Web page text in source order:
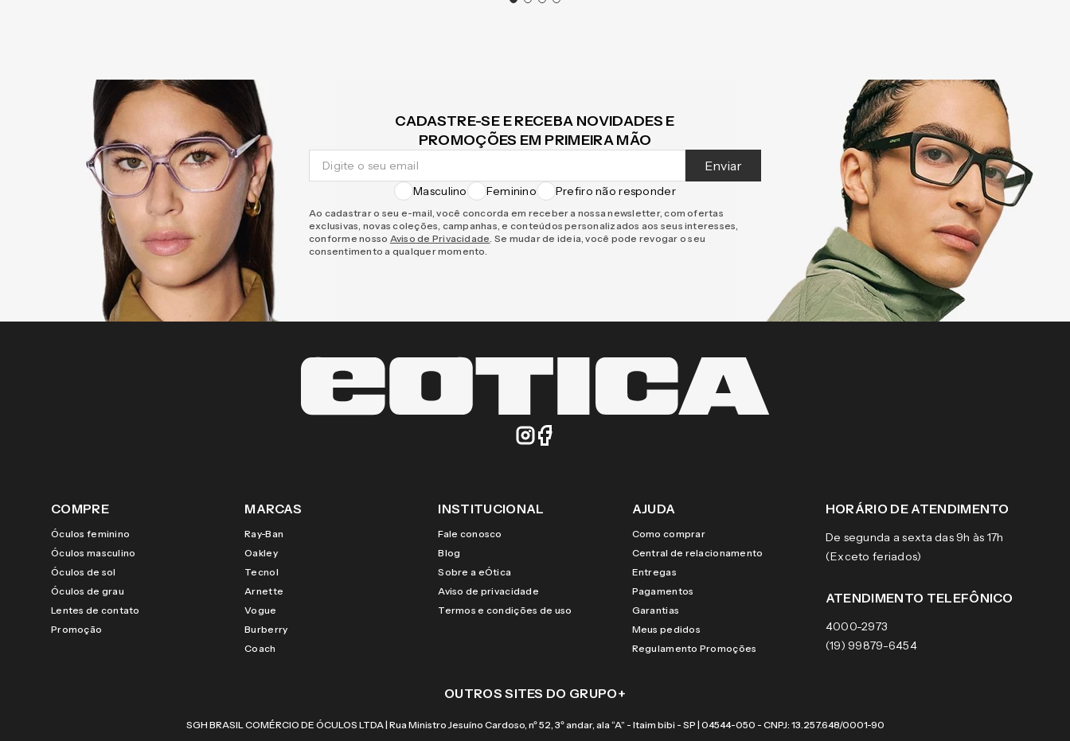
CADASTRE-SE E RECEBA NOVIDADES E
PROMOÇÕES EM PRIMEIRA MÃO
Enviar
Masculino Feminino Prefiro não responder
Ao cadastrar o seu e-mail, você concorda em receber a nossa newsletter, com ofertas
exclusivas, novas coleções, campanhas, e conteúdos personalizados aos seus interesses,
conforme nosso Aviso de Privacidade. Se mudar de ideia, você pode revogar o seu
consentimento a qualquer momento.
COMPRE
Óculos feminino
Óculos masculino
Óculos de sol
Óculos de grau
Lentes de contato
Promoção
MARCAS
Ray-Ban
Oakley
Tecnol
Arnette
Vogue
Burberry
Coach
INSTITUCIONAL
Fale conosco
Blog
Sobre a eÓtica
Aviso de privacidade
Termos e condições de uso
AJUDA
Como comprar
Central de relacionamento
Entregas
Pagamentos
Garantias
Meus pedidos
Regulamento Promoções
HORÁRIO DE ATENDIMENTO
De segunda a sexta das 9h às 17h
(Exceto feriados)
ATENDIMENTO TELEFÔNICO
4000-2973
(19) 99879-6454
OUTROS SITES DO GRUPO+
SGH BRASIL COMÉRCIO DE ÓCULOS LTDA | Rua Ministro Jesuíno Cardoso, nº 52, 3º andar, ala “A” - Itaim bibi - SP | 04544-050 - CNPJ: 13.257.648/0001-90